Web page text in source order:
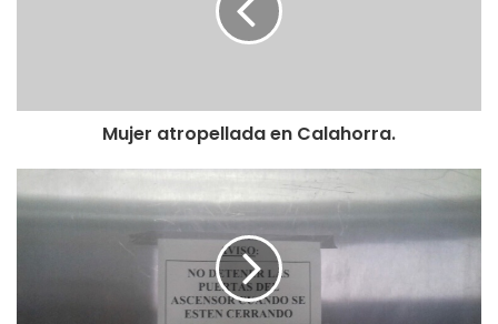
Mujer atropellada en Calahorra.